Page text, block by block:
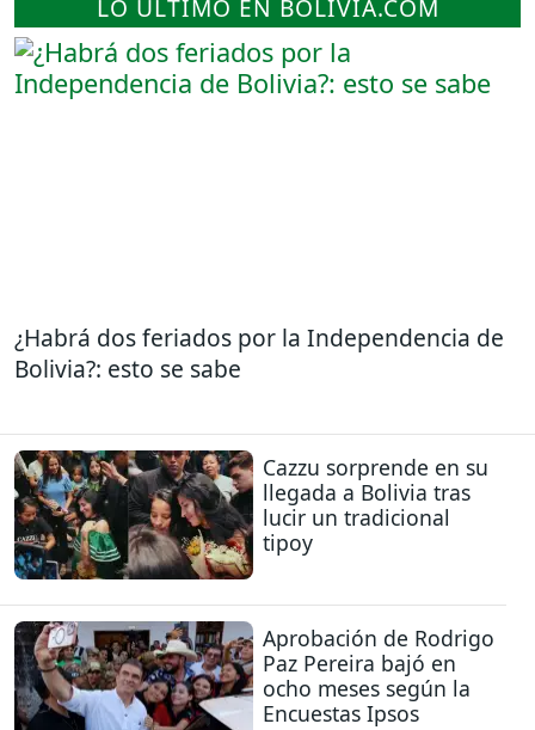
LO ÚLTIMO EN BOLIVIA.COM
¿Habrá dos feriados por la Independencia de
Bolivia?: esto se sabe
Cazzu sorprende en su
llegada a Bolivia tras
lucir un tradicional
tipoy
Aprobación de Rodrigo
Paz Pereira bajó en
ocho meses según la
Encuestas Ipsos